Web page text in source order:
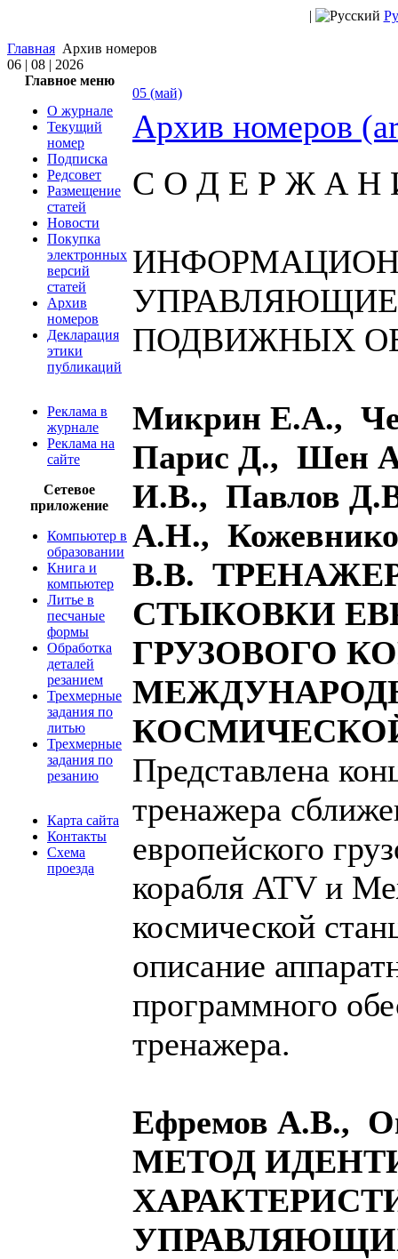
|
Главная Архив номеров
06 | 08 | 2026
Главное меню
О журнале
Текущий
номер
Подписка
Редсовет
Размещение
статей
Новости
Покупка
электронных
версий
статей
Архив
номеров
Декларация
этики
публикаций
Реклама в
журнале
Реклама на
сайте
Сетевое
приложение
Компьютер в
образовании
Книга и
компьютер
Литье в
песчаные
формы
Обработка
деталей
резанием
Трехмерные
задания по
литью
Трехмерные
задания по
резанию
Карта сайта
Контакты
Схема
проезда
05 (май)
Архив номеров
С О Д Е Р Ж А Н
ПОДВИЖНЫХ
Микрин Е.А.,
Парис Д., Шен
И.В., Павлов
А.Н.,
В.В.
СТЫКОВКИ
ГРУЗОВОГО
Представлена
тренажера
европейского
корабля ATV и
космической
описание
программного
тренажера.
Ефремов А.В.,
МЕТОД